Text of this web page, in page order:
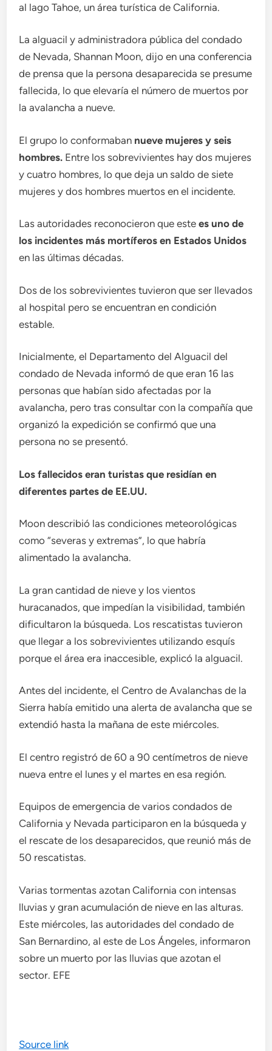
al lago Tahoe, un área turística de California.
La alguacil y administradora pública del condado
de Nevada, Shannan Moon, dijo en una conferencia
de prensa que la persona desaparecida se presume
fallecida, lo que elevaría el número de muertos por
la avalancha a nueve.
El grupo lo conformaban nueve mujeres y seis
hombres. Entre los sobrevivientes hay dos mujeres
y cuatro hombres, lo que deja un saldo de siete
mujeres y dos hombres muertos en el incidente.
Las autoridades reconocieron que estees uno de
los incidentes más mortíferos en Estados Unidos
en las últimas décadas.
Dos de los sobrevivientes tuvieron que ser llevados
al hospital pero se encuentran en condición
estable.
Inicialmente, el Departamento del Alguacil del
condado de Nevada informó de que eran 16 las
personas que habían sido afectadas por la
avalancha, pero tras consultar con la compañía que
organizó la expedición se confirmó que una
persona no se presentó.
Los fallecidos eran turistas que residían en
diferentes partes de EE.UU.
Moon describió las condiciones meteorológicas
como “severas y extremas”, lo que habría
alimentado la avalancha.
La gran cantidad de nieve y los vientos
huracanados, que impedían la visibilidad, también
dificultaron la búsqueda. Los rescatistas tuvieron
que llegar a los sobrevivientes utilizando esquís
porque el área era inaccesible, explicó la alguacil.
Antes del incidente, el Centro de Avalanchas de la
Sierra había emitido una alerta de avalancha que se
extendió hasta la mañana de este miércoles.
El centro registró de 60 a 90 centímetros de nieve
nueva entre el lunes y el martes en esa región.
Equipos de emergencia de varios condados de
California y Nevada participaron en la búsqueda y
el rescate de los desaparecidos, que reunió más de
50 rescatistas.
Varias tormentas azotan California con intensas
lluvias y gran acumulación de nieve en las alturas.
Este miércoles, las autoridades del condado de
San Bernardino, al este de Los Ángeles, informaron
sobre un muerto por las lluvias que azotan el
sector. EFE
Source link